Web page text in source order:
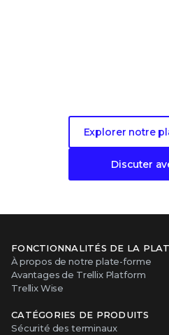
Explorer notre
Discuter
FONCTIONNALITÉS DE LA
À propos de notre plate-forme
Avantages de Trellix Platform
Trellix Wise
CATÉGORIES DE PRODUITS
Sécurité des terminaux